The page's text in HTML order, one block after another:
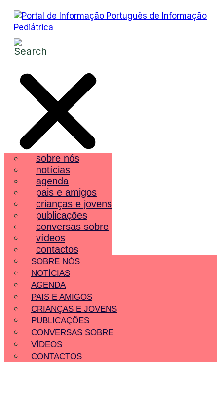
sobre nós
notícias
agenda
pais e amigos
crianças e jovens
publicações
conversas sobre
vídeos
contactos
SOBRE NÓS
NOTÍCIAS
AGENDA
PAIS E AMIGOS
CRIANÇAS E JOVENS
PUBLICAÇÕES
CONVERSAS SOBRE
VÍDEOS
CONTACTOS